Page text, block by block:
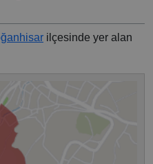
ilçesinde yer alan